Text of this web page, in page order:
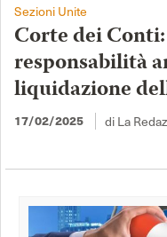
Sezioni Unite
Corte dei
responsabilità
liquidazione
17/02/2025 di La